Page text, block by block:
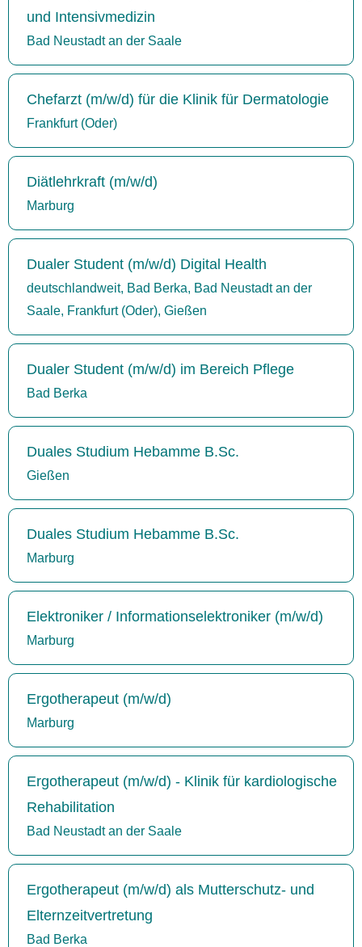
und Intensivmedizin
Bad Neustadt an der Saale
Chefarzt (m/w/d) für die Klinik für Dermatologie
Frankfurt (Oder)
Diätlehrkraft (m/w/d)
Marburg
Dualer Student (m/w/d) Digital Health
deutschlandweit, Bad Berka, Bad Neustadt an der
Saale, Frankfurt (Oder), Gießen
Dualer Student (m/w/d) im Bereich Pflege
Bad Berka
Duales Studium Hebamme B.Sc.
Gießen
Duales Studium Hebamme B.Sc.
Marburg
Elektroniker / Informationselektroniker (m/w/d)
Marburg
Ergotherapeut (m/w/d)
Marburg
Ergotherapeut (m/w/d) - Klinik für kardiologische
Rehabilitation
Bad Neustadt an der Saale
Ergotherapeut (m/w/d) als Mutterschutz- und
Elternzeitvertretung
Bad Berka